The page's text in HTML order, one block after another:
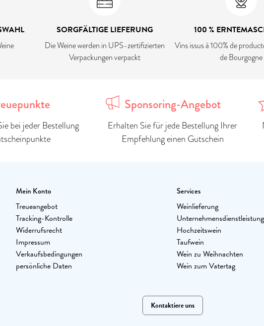
SORGFÄLTIGE LIEFERUNG
Die Weine werden in UPS-zertifizierten
Verpackungen verpackt
100 %
Vins issus à 100% de
de Bourgogne
bei jeder Bestellung
Sponsoring-Angebot
Erhalten Sie für jede Bestellung Ihrer
Empfehlung einen Gutschein
Mein Konto
Treueangebot
Tracking-Kontrolle
Widerrufsrecht
Impressum
Verkaufsbedingungen
persönliche Daten
Services
Weinlieferung
Hochzeitswein
Taufwein
Wein zu Weihnachten
Wein zum Vatertag
Kontaktiere uns